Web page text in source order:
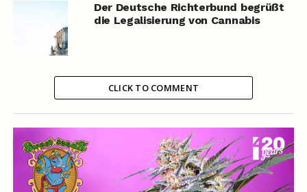
Der Deutsche Richterbund begrüßt
die Legalisierung von Cannabis
CLICK TO COMMENT